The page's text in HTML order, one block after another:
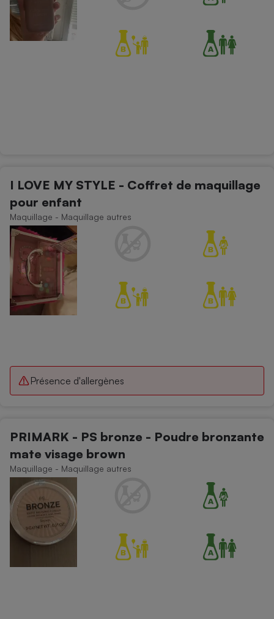
I LOVE MY STYLE - Coffret de maquillage
pour enfant
Maquillage - Maquillage autres
Présence d'allergènes
PRIMARK - PS bronze - Poudre bronzante
mate visage brown
Maquillage - Maquillage autres